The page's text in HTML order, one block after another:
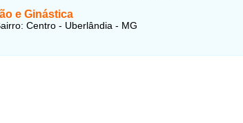
e Ginástica
Centro - Uberlândia - MG